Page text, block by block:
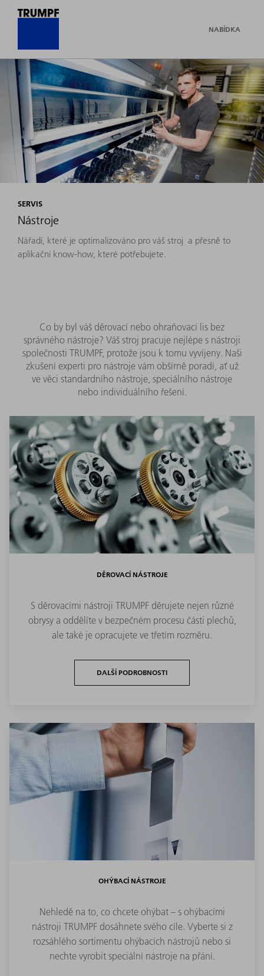
NABÍDKA
SERVIS
Nástroje
Nářadí, které je optimalizováno pro váš stroj a přesně to
aplikační know-how, které potřebujete.
Co by byl váš děrovací nebo ohraňovací lis bez
správného nástroje? Váš stroj pracuje nejlépe s nástroji
společnosti TRUMPF, protože jsou k tomu vyvíjeny. Naši
zkušení experti pro nástroje vám obšírně poradí, ať už
ve věci standardního nástroje, speciálního nástroje
nebo individuálního řešení.
DĚROVACÍ NÁSTROJE
S děrovacími nástroji TRUMPF děrujete nejen různé
obrysy a oddělíte v bezpečném procesu části plechů,
ale také je opracujete ve třetím rozměru.
DALŠÍ PODROBNOSTI
OHÝBACÍ NÁSTROJE
Nehledě na to, co chcete ohýbat – s ohýbacími
nástroji TRUMPF dosáhnete svého cíle. Vyberte si z
rozsáhlého sortimentu ohýbacích nástrojů nebo si
nechte vyrobit speciální nástroje na přání.